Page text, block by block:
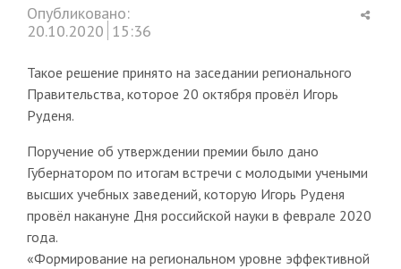
Опубликовано:
20.10.2020 15:36
Такое решение принято на заседании регионального
Правительства, которое 20 октября провёл Игорь
Руденя.
Поручение об утверждении премии было дано
Губернатором по итогам встречи с молодыми учеными
высших учебных заведений, которую Игорь Руденя
провёл накануне Дня российской науки в феврале 2020
года.
«Формирование на региональном уровне эффективной